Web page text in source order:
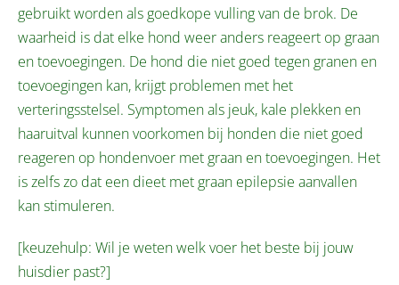
gebruikt worden als goedkope vulling van de brok. De
waarheid is dat elke hond weer anders reageert op graan
en toevoegingen. De hond die niet goed tegen granen en
toevoegingen kan, krijgt problemen met het
verteringsstelsel. Symptomen als jeuk, kale plekken en
haaruitval kunnen voorkomen bij honden die niet goed
reageren op hondenvoer met graan en toevoegingen. Het
is zelfs zo dat een dieet met graan epilepsie aanvallen
kan stimuleren.
[keuzehulp: Wil je weten welk voer het beste bij jouw
huisdier past?]